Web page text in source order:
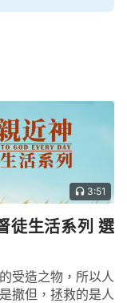
3:51
徒生活系列 選
受造之物，所以人
撒但，拯救的是人